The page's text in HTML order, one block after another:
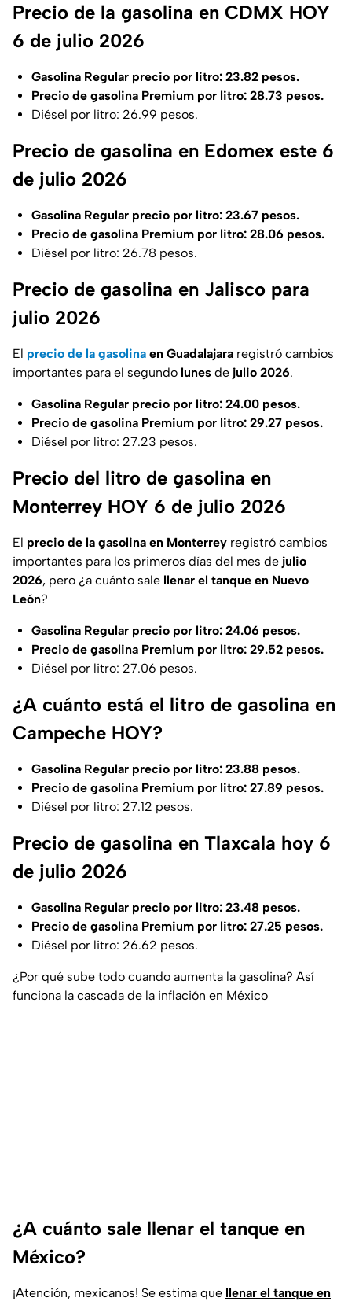
Precio de la gasolina en CDMX HOY
6 de julio 2026
Gasolina Regular precio por litro: 23.82 pesos.
Precio de gasolina Premium por litro: 28.73 pesos.
Diésel por litro: 26.99 pesos.
Precio de gasolina en Edomex este 6
de julio 2026
Gasolina Regular precio por litro: 23.67 pesos.
Precio de gasolina Premium por litro: 28.06 pesos.
Diésel por litro: 26.78 pesos.
Precio de gasolina en Jalisco para
julio 2026
El precio de la gasolina en Guadalajara registró cambios
importantes para el segundo lunes de julio 2026.
Gasolina Regular precio por litro: 24.00 pesos.
Precio de gasolina Premium por litro: 29.27 pesos.
Diésel por litro: 27.23 pesos.
Precio del litro de gasolina en
Monterrey HOY 6 de julio 2026
El precio de la gasolina en Monterrey registró cambios
importantes para los primeros días del mes de julio
2026, pero ¿a cuánto sale llenar el tanque en Nuevo
León?
Gasolina Regular precio por litro: 24.06 pesos.
Precio de gasolina Premium por litro: 29.52 pesos.
Diésel por litro: 27.06 pesos.
¿A cuánto está el litro de gasolina en
Campeche HOY?
Gasolina Regular precio por litro: 23.88 pesos.
Precio de gasolina Premium por litro: 27.89 pesos.
Diésel por litro: 27.12 pesos.
Precio de gasolina en Tlaxcala hoy 6
de julio 2026
Gasolina Regular precio por litro: 23.48 pesos.
Precio de gasolina Premium por litro: 27.25 pesos.
Diésel por litro: 26.62 pesos.
¿Por qué sube todo cuando aumenta la gasolina? Así
funciona la cascada de la inflación en México
¿A cuánto sale llenar el tanque en
México?
¡Atención, mexicanos! Se estima que llenar el tanque en